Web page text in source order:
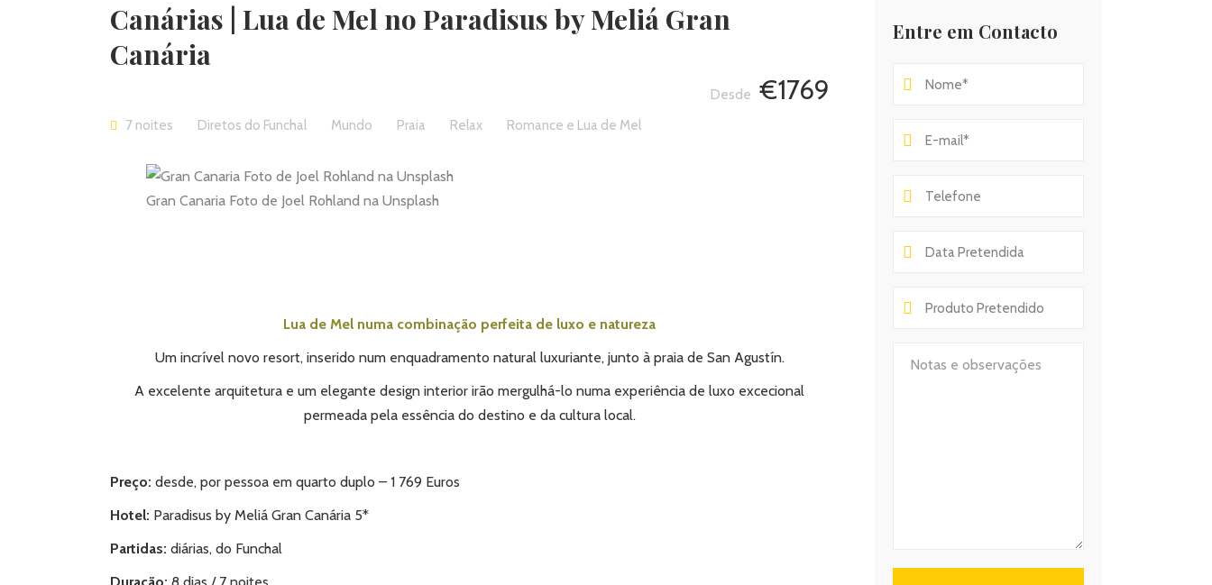
Canárias | Lua de Mel no Paradisus by Meliá Gran
Canária
€1769
7 noites Diretos do Funchal Mundo Praia Relax Romance e Lua de Mel
Gran Canaria Foto de Joel Rohland na Unsplash
Lua de Mel numa combinação perfeita de luxo e natureza
Um incrível novo resort, inserido num enquadramento natural luxuriante, junto à praia de San Agustín.
A excelente arquitetura e um elegante design interior irão mergulhá-lo numa experiência de luxo excecional
permeada pela essência do destino e da cultura local.
Preço: desde, por pessoa em quarto duplo – 1 769 Euros
Hotel: Paradisus by Meliá Gran Canária 5*
Partidas: diárias, do Funchal
Entre em Contacto